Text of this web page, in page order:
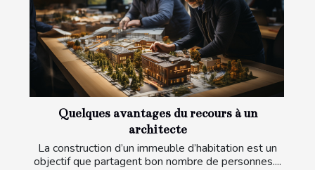
Quelques avantages du recours à un
architecte
La construction d’un immeuble d’habitation est un
objectif que partagent bon nombre de personnes....